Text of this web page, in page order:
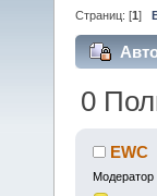
Страниц: [1 ]
0
EWC
Модератор